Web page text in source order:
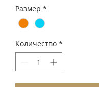
Размер *
Количество *